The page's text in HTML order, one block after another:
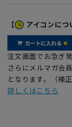
【 アイコンにつ
注文画面でお急ぎ
さらにメルマガ会
となります。（補
詳しくはこちら